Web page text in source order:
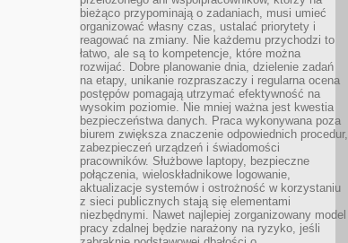
bieżąco przypominają o zadaniach, musi umieć
organizować własny czas, ustalać priorytety i
reagować na zmiany. Nie każdemu przychodzi to
łatwo, ale są to kompetencje, które można
rozwijać. Dobre planowanie dnia, dzielenie zadań
na etapy, unikanie rozpraszaczy i regularna ocena
postępów pomagają utrzymać efektywność na
wysokim poziomie. Nie mniej ważna jest kwestia
bezpieczeństwa danych. Praca wykonywana poza
biurem zwiększa znaczenie odpowiednich procedur,
zabezpieczeń urządzeń i świadomości
pracowników. Służbowe laptopy, bezpieczne
połączenia, wieloskładnikowe logowanie,
aktualizacje systemów i ostrożność w korzystaniu
z sieci publicznych stają się elementami
niezbędnymi. Nawet najlepiej zorganizowany model
pracy zdalnej będzie narażony na ryzyko, jeśli